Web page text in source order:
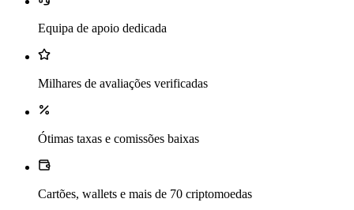
Equipa de apoio dedicada
Milhares de avaliações verificadas
Ótimas taxas e comissões baixas
Cartões, wallets e mais de 70 criptomoedas